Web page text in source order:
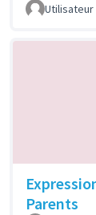
Parents